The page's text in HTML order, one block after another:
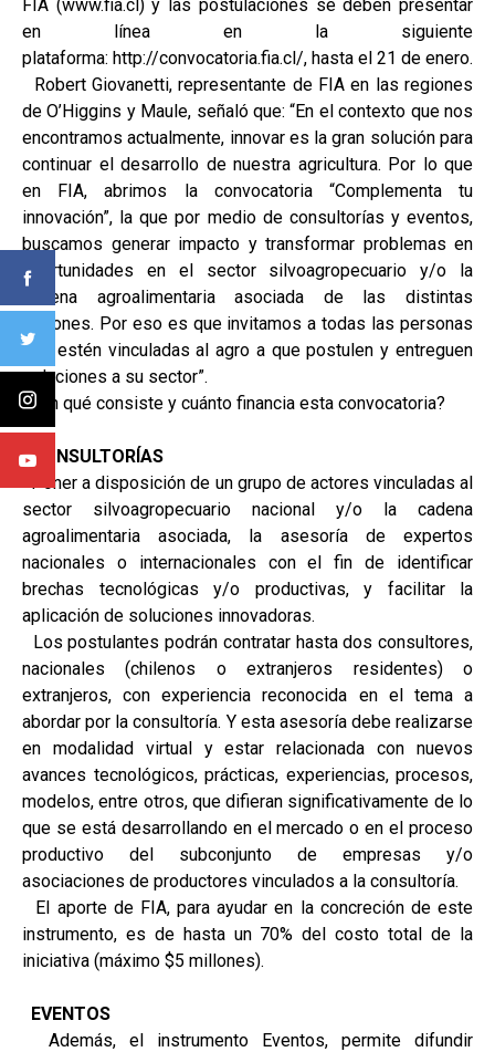
FIA (www.fia.cl) y las postulaciones se deben presentar
en línea en la siguiente
plataforma: http://convocatoria.fia.cl/, hasta el 21 de enero.
Robert Giovanetti, representante de FIA en las regiones
de O’Higgins y Maule, señaló que: “En el contexto que nos
encontramos actualmente, innovar es la gran solución para
continuar el desarrollo de nuestra agricultura. Por lo que
en FIA, abrimos la convocatoria “Complementa tu
innovación”, la que por medio de consultorías y eventos,
buscamos generar impacto y transformar problemas en
oportunidades en el sector silvoagropecuario y/o la
cadena agroalimentaria asociada de las distintas
regiones. Por eso es que invitamos a todas las personas
que estén vinculadas al agro a que postulen y entreguen
soluciones a su sector”.
¿En qué consiste y cuánto financia esta convocatoria?
CONSULTORÍAS
Poner a disposición de un grupo de actores vinculadas al
sector silvoagropecuario nacional y/o la cadena
agroalimentaria asociada, la asesoría de expertos
nacionales o internacionales con el fin de identificar
brechas tecnológicas y/o productivas, y facilitar la
aplicación de soluciones innovadoras.
Los postulantes podrán contratar hasta dos consultores,
nacionales (chilenos o extranjeros residentes) o
extranjeros, con experiencia reconocida en el tema a
abordar por la consultoría. Y esta asesoría debe realizarse
en modalidad virtual y estar relacionada con nuevos
avances tecnológicos, prácticas, experiencias, procesos,
modelos, entre otros, que difieran significativamente de lo
que se está desarrollando en el mercado o en el proceso
productivo del subconjunto de empresas y/o
asociaciones de productores vinculados a la consultoría.
El aporte de FIA, para ayudar en la concreción de este
instrumento, es de hasta un 70% del costo total de la
iniciativa (máximo $5 millones).
EVENTOS
Además, el instrumento Eventos, permite difundir